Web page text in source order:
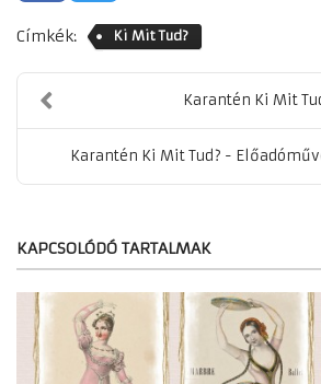
Címkék: Ki Mit Tud?
Karantén Ki Mit
Karantén Ki Mit Tud? -
KAPCSOLÓDÓ TARTALMAK